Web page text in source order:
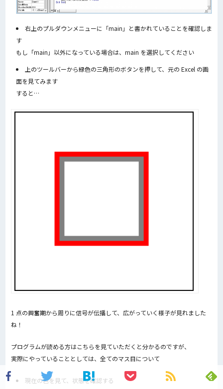
右上のプルダウンメニューに「main」と書かれていることを確認しま
す
もし「main」以外になっている場合は、main を選択してください
上のツールバーから緑色の三角形のボタンを押して、元の Excel の画
面を見てみます
すると…
1 点の興奮期から周りに信号が伝播して、広がっていく様子が見れました
ね！
プログラムが読める方はこちらを見ていただくと分かるのですが、
実際にやっていることとしては、全てのマス目について
現在の色を見て、状態を確認する